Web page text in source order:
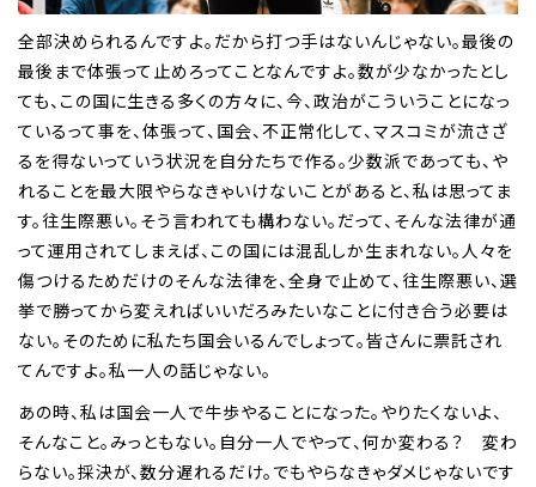
全部決められるんですよ。だから打つ手はないんじゃない。最後の
最後まで体張って止めろってことなんですよ。数が少なかったとし
ても、この国に生きる多くの方々に、今、政治がこういうことになっ
ているって事を、体張って、国会、不正常化して、マスコミが流さざ
るを得ないっていう状況を自分たちで作る。少数派であっても、や
れることを最大限やらなきゃいけないことがあると、私は思ってま
す。往生際悪い。そう言われても構わない。だって、そんな法律が通
って運用されてしまえば、この国には混乱しか生まれない。人々を
傷つけるためだけのそんな法律を、全身で止めて、往生際悪い、選
挙で勝ってから変えればいいだろみたいなことに付き合う必要は
ない。そのために私たち国会いるんでしょって。皆さんに票託され
てんですよ。私一人の話じゃない。
あの時、私は国会一人で牛歩やることになった。やりたくないよ、
そんなこと。みっともない。自分一人でやって、何か変わる？ 変わ
らない。採決が、数分遅れるだけ。でもやらなきゃダメじゃないです